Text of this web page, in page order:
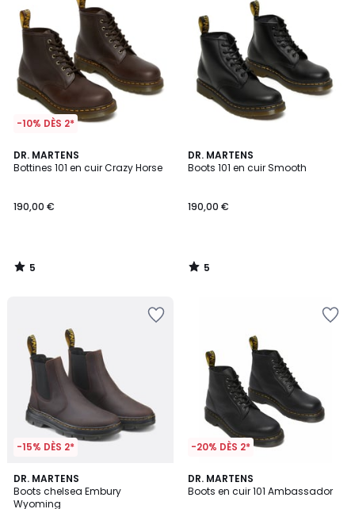
-10% DÈS 2*
DR. MARTENS
Bottines 101 en cuir Crazy Horse
190,00 €
5
/
5
/
DR. MARTENS
Boots 101 en cuir Smooth
190,00 €
5
/
5
/
-15% DÈS 2*
DR. MARTENS
Boots chelsea Embury
Wyoming
-20% DÈS 2*
DR. MARTENS
Boots en cuir 101 Ambassador
5
/